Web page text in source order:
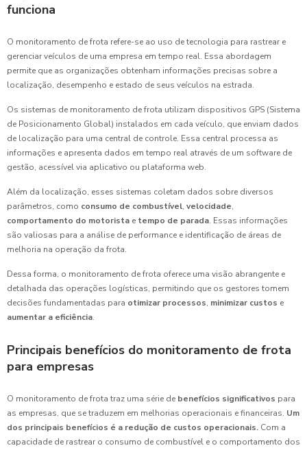
funciona
O monitoramento de frota refere-se ao uso de tecnologia para rastrear e
gerenciar veículos de uma empresa em tempo real. Essa abordagem
permite que as organizações obtenham informações precisas sobre a
localização, desempenho e estado de seus veículos na estrada.
Os sistemas de monitoramento de frota utilizam dispositivos GPS (Sistema
de Posicionamento Global) instalados em cada veículo, que enviam dados
de localização para uma central de controle. Essa central processa as
informações e apresenta dados em tempo real através de um software de
gestão, acessível via aplicativo ou plataforma web.
Além da localização, esses sistemas coletam dados sobre diversos
parâmetros, como consumo de combustível, velocidade,
comportamento do motorista e tempo de parada. Essas informações
são valiosas para a análise de performance e identificação de áreas de
melhoria na operação da frota.
Dessa forma, o monitoramento de frota oferece uma visão abrangente e
detalhada das operações logísticas, permitindo que os gestores tomem
decisões fundamentadas para otimizar processos, minimizar custos e
aumentar a eficiência.
Principais benefícios do monitoramento de frota
para empresas
O monitoramento de frota traz uma série de benefícios significativos para
as empresas, que se traduzem em melhorias operacionais e financeiras. Um
dos principais benefícios é a redução de custos operacionais. Com a
capacidade de rastrear o consumo de combustível e o comportamento dos